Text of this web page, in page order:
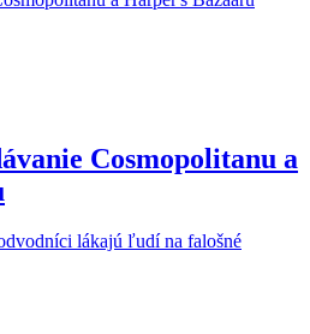
Cosmopolitanu a